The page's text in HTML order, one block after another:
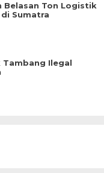
Belasan Ton Logistik
Sumatra
Tambang Ilegal